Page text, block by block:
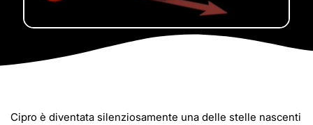
Cipro è diventata silenziosamente una delle stelle nascenti